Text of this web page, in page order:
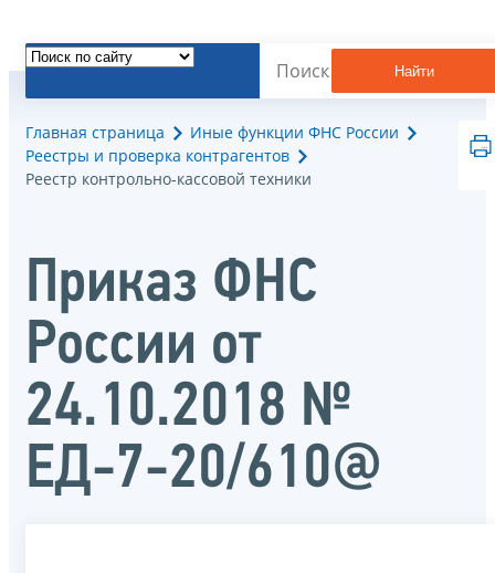
Найти
Главная страница
Иные функции ФНС России
Реестры и проверка контрагентов
Реестр контрольно-кассовой техники
Приказ ФНС
России от
24.10.2018 №
ЕД-7-20/610@